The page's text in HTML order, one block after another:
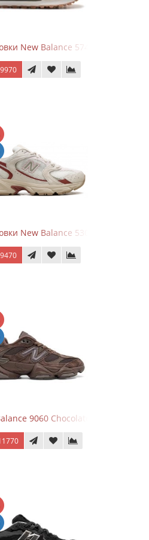
Metallic
New Balance 574 Power Beige
9970
Fog
New Balance 530 Festival Pack
9470
Grey9060 Chocolate Brown